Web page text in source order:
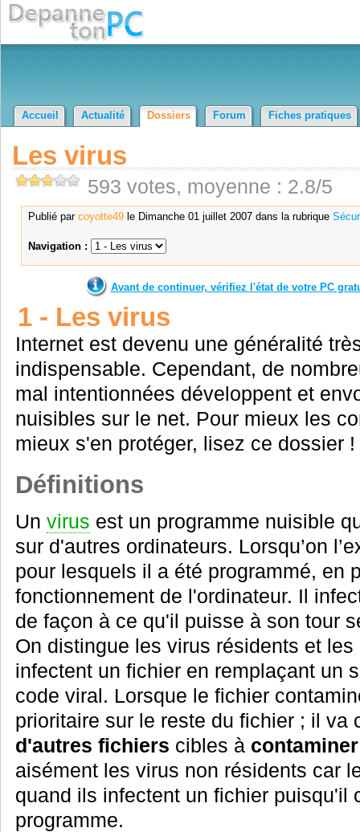
Accueil Actualité Dossiers Forum Fiches pratiques
Les virus
593 votes, moyenne : 2.8/5
Publié par coyotte49le Dimanche 01 juillet 2007 dans la rubrique
Navigation :
Avant de continuer, vérifiez l'état de votre PC
1 - Les virus
Internet est devenu une généralité
indispensable. Cependant, de
mal intentionnées développent et
nuisibles sur le net. Pour mieux les
mieux s'en protéger, lisez ce dossier !
Définitions
Un virus est un programme nuisible
sur d'autres ordinateurs. Lorsqu’on
pour lesquels il a été programmé, en
fonctionnement de l'ordinateur. Il
de façon à ce qu'il puisse à son tour
On distingue les virus résidents et
infectent un fichier en remplaçant un
code viral. Lorsque le fichier
prioritaire sur le reste du fichier ; il va
d'autres fichiers cibles à contaminer
aisément les virus non résidents car
quand ils infectent un fichier puisqu'il
programme.